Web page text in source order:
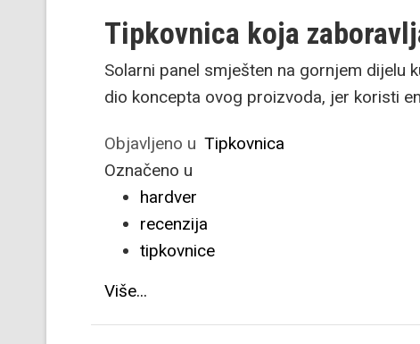
Tipkovnica koja
Solarni panel smješten na gornjem dijelu
dio koncepta ovog proizvoda, jer koristi
Objavljeno u Tipkovnica
Označeno u
hardver
recenzija
tipkovnice
Više...